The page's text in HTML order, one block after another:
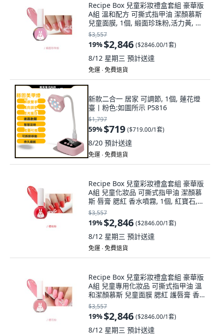
Recipe Box 兒童彩妝禮盒套組 豪華版
A組 溫和配方 可撕式指甲油 潔顏慕斯
兒童面膜, 1個, 緞面珍珠粉,活力黃, 指
甲油1:活力黃
$3,557
19%$2,846 ($2846.00/1套)
8/12 星期三 預計送達
免運 ∙ 免費退貨
新款二合一 居家 可調節, 1個, 蓮花燈
臺丨粉色:如圖所示 P5816
$1,797
59%$719 ($719.00/1套)
8/20 預計送達
免運 ∙ 免費退貨
Recipe Box 兒童彩妝禮盒套組 豪華版
A組 兒童化妝品 可撕式指甲油 潔顏慕
斯 唇膏 腮紅 香水噴霧, 1個, 紅寶石,櫻
桃粉, 指甲油1:櫻桃粉
$3,557
19%$2,846 ($2846.00/1套)
8/12 星期三 預計送達
免運 ∙ 免費退貨
Recipe Box 兒童彩妝禮盒套組 豪華版
A組 兒童專用化妝品 可撕式指甲油 溫
和潔顏慕斯 兒童面膜 腮紅 護唇膏 香
水噴霧, 1個, 櫻花粉,紅寶石
$3,557
19%$2,846 ($2846.00/1套)
8/12 星期三 預計送達